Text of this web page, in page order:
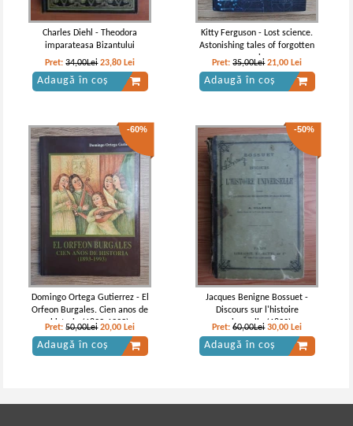
Charles Diehl - Theodora
imparateasa Bizantului
Pret:34,00Lei 23,80 Lei
Adaugă în coș
Kitty Ferguson - Lost science.
Astonishing tales of forgotten
genius
Pret:35,00Lei 21,00 Lei
Adaugă în coș
-60%
Domingo Ortega Gutierrez - El
Orfeon Burgales. Cien anos de
historia (1893-1993)
Pret:50,00Lei 20,00 Lei
Adaugă în coș
-50%
Jacques Benigne Bossuet -
Discours sur l'histoire
universelle (1892)
Pret:60,00Lei 30,00 Lei
Adaugă în coș